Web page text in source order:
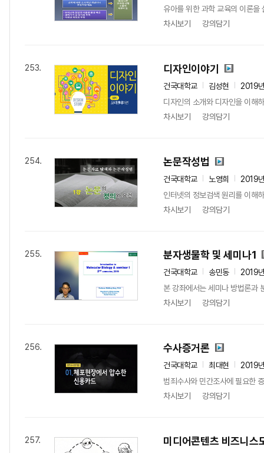
유아를 위한 과학 교육의 이론
차시보기
강의담기
253. 디자인이야기
건국대학교 김성현
2019
디자인의 소개와 디자인을 이해
차시보기
강의담기
254. 논문작성법
건국대학교 노영희
2019
인터넷의 정보검색 원리를 이해
차시보기
강의담기
255. 분자생물학 및 세미나1
건국대학교 송민동
2019
본 강좌에서는 세미나 방법론과
차시보기
강의담기
256. 수사증거론
건국대학교 최대현
2019
범죄수사와 민간조사에 필요한
차시보기
강의담기
257. 미디어콘텐츠 비즈니스